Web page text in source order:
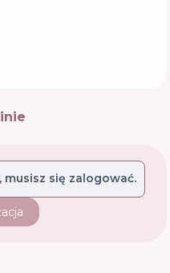
się zalogować.